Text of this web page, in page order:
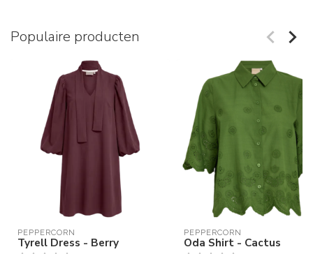
Populaire producten
PEPPERCORN
Tyrell Dress - Berry
PEPPERCORN
Oda Shirt - Cactus